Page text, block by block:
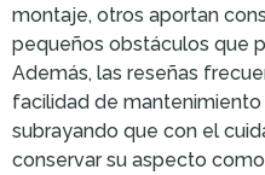
montaje, otros aportan
pequeños obstáculos que
Además, las reseñas
facilidad de
subrayando que con el
conservar su aspecto